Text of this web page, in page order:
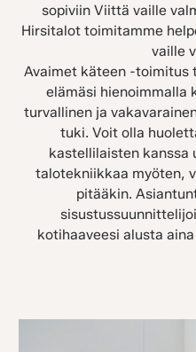
sopiviin Viittä vaille
Hirsitalot toimitamme
vaille
Avaimet käteen -toimitus
elämäsi hienoimmalla
turvallinen ja
tuki. Voit olla
kastellilaisten kanssa
talotekniikkaa myöten,
pitääkin.
kotihaaveesi alusta